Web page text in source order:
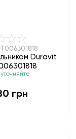
Duravit
грн